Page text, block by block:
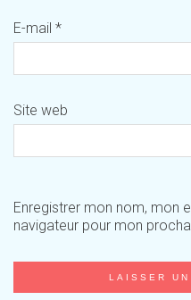
E-mail *
Site web
Enregistrer mon nom, mon
navigateur pour mon